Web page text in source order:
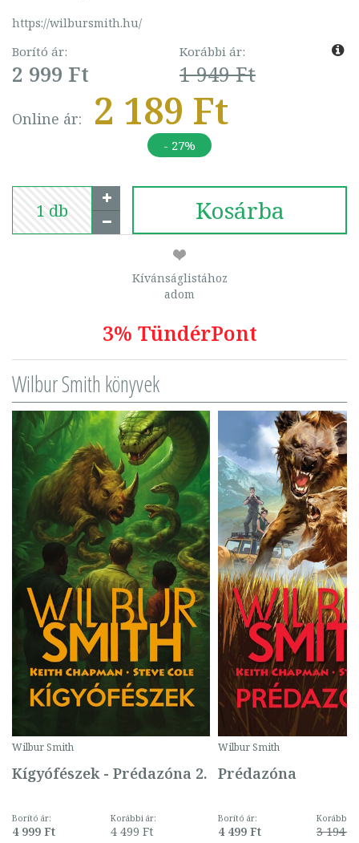
https://wilbursmith.hu/
Borító ár:
2 999 Ft
Korábbi ár:
1 949 Ft
Online ár: 2 189 Ft
- 27%
Kosárba
Kívánságlistához
adom
3% TündérPont
Wilbur Smith könyvek
Wilbur Smith
Kígyófészek - Prédazóna 2.
Borító ár:
4 999 Ft
Korábbi ár:
4 499 Ft
Wilbur Smith
Prédazóna
Borító ár:
4 499 Ft
Korábbi
3 194 Ft